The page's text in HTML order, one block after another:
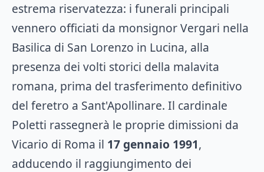
estrema riservatezza: i funerali principali
vennero officiati da monsignor Vergari nella
Basilica di San Lorenzo in Lucina, alla
presenza dei volti storici della malavita
romana, prima del trasferimento definitivo
del feretro a Sant'Apollinare. Il cardinale
Poletti rassegnerà le proprie dimissioni da
Vicario di Roma il 17 gennaio 1991,
adducendo il raggiungimento dei